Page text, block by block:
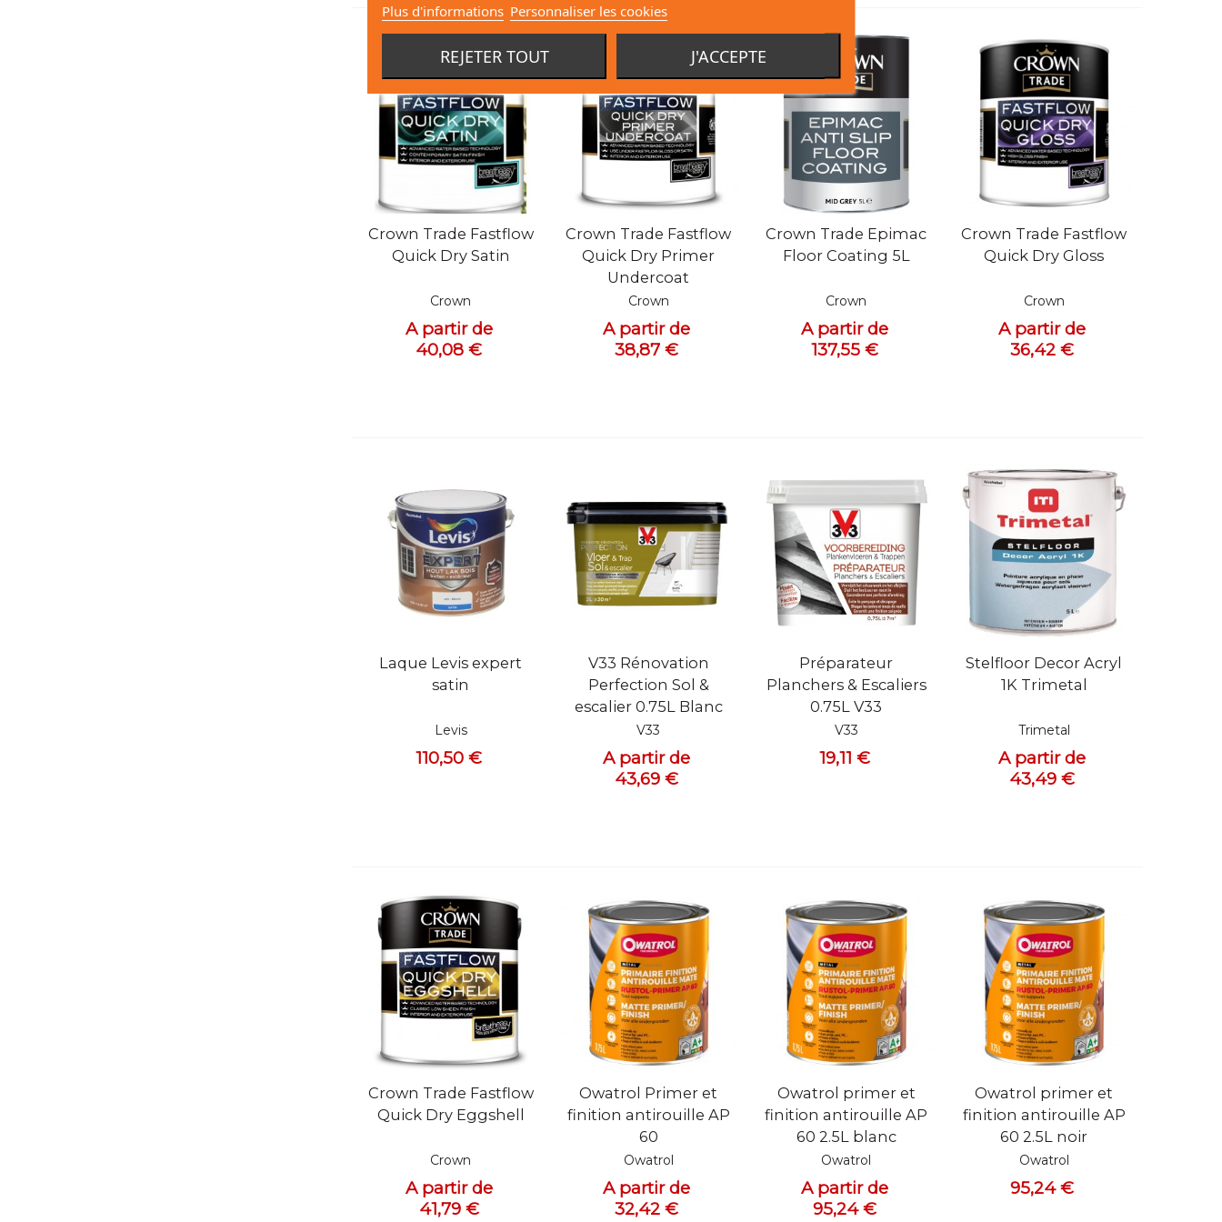
Vue rapide
Crown Trade Fastflow
Quick Dry Satin
Crown
A partir de
40,08 €
Vue rapide
Crown Trade Fastflow
Quick Dry Primer
Undercoat
Crown
A partir de
38,87 €
Vue rapide
Crown Trade Epimac
Floor Coating 5L
Crown
A partir de
137,55 €
Vue rapide
Crown Trade Fastflow
Quick Dry Gloss
Crown
A partir de
36,42 €
Vue rapide
Laque Levis expert
satin
Levis
110,50 €
Vue rapide
V33 Rénovation
Perfection Sol &
escalier 0.75L Blanc
V33
A partir de
43,69 €
Vue rapide
Préparateur
Planchers & Escaliers
0.75L V33
V33
19,11 €
Vue rapide
Stelfloor Decor Acryl
1K Trimetal
Trimetal
A partir de
43,49 €
Vue rapide
Crown Trade Fastflow
Quick Dry Eggshell
Crown
A partir de
41,79 €
Vue rapide
Owatrol Primer et
finition antirouille AP
60
Owatrol
A partir de
32,42 €
Vue rapide
Owatrol primer et
finition antirouille AP
60 2.5L blanc
Owatrol
A partir de
95,24 €
Vue rapide
Owatrol primer et
finition antirouille AP
60 2.5L noir
Owatrol
95,24 €
Plus d'informations Personnaliser les cookies
REJETER TOUT J'ACCEPTE